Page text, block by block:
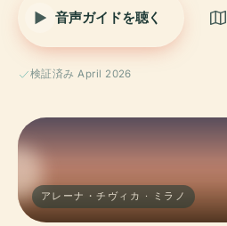
音声ガイドを聴く
検証済み April 2026
アレーナ・チヴィカ · ミラノ